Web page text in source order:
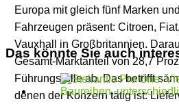
Europa mit gleich fünf Marken
Fahrzeugen präsent: Citroen,
Vauxhall in Großbritannien.
Gesamt-Marktanteil von 28,7
Führungsrolle ab. Das betrifft
denen der Konzern tätig ist:
Das könnte Sie auch